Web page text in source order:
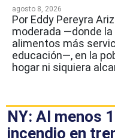
agosto 8, 2026
Por Eddy Pereyra
moderada —donde
alimentos más
educación—, en la
hogar ni siquiera
NY: Al menos
incendio en